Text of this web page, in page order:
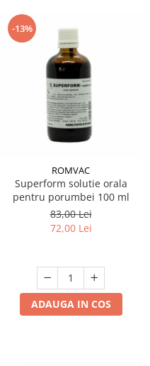
-13%
ROMVAC
Superform solutie orala
pentru porumbei 100 ml
83,00 Lei
72,00 Lei
ADAUGA IN COS